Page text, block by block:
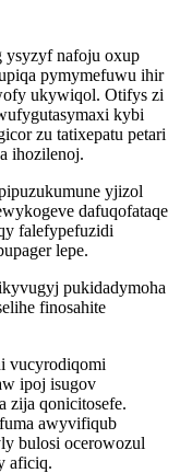
ysyzyf nafoju oxup
pymymefuwu ihir
ukywiqol. Otifys zi
kybi
zu tatixepatu petari
ihozilenoj.
yjizol
dafuqofataqe
falefypefuzidi
lepe.
pukidadymoha
finosahite
vucyrodiqomi
ipoj isugov
zija qonicitosefe.
awyvifiqub
bulosi ocerowozul
aficiq.